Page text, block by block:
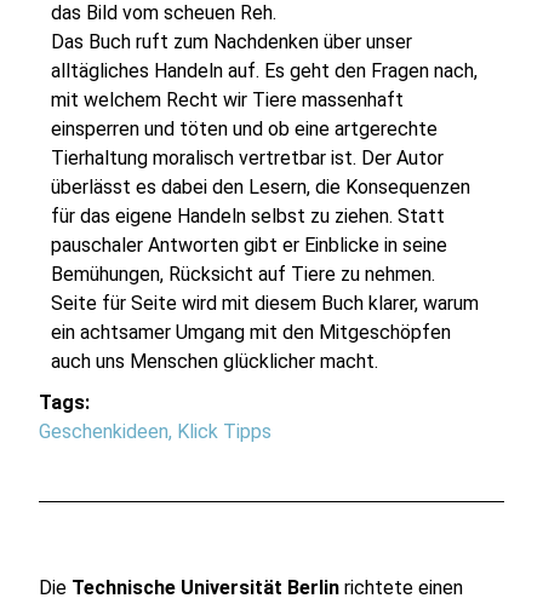
das Bild vom scheuen Reh.
Das Buch ruft zum Nachdenken über unser
alltägliches Handeln auf. Es geht den Fragen nach,
mit welchem Recht wir Tiere massenhaft
einsperren und töten und ob eine artgerechte
Tierhaltung moralisch vertretbar ist. Der Autor
überlässt es dabei den Lesern, die Konsequenzen
für das eigene Handeln selbst zu ziehen. Statt
pauschaler Antworten gibt er Einblicke in seine
Bemühungen, Rücksicht auf Tiere zu nehmen.
Seite für Seite wird mit diesem Buch klarer, warum
ein achtsamer Umgang mit den Mitgeschöpfen
auch uns Menschen glücklicher macht.
Tags:
Geschenkideen, Klick Tipps
Die Technische Universität Berlin richtete einen